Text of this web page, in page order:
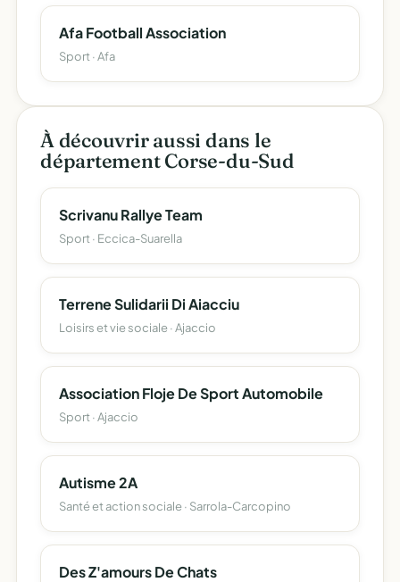
Afa Football Association
Sport · Afa
À découvrir aussi dans le
département Corse-du-Sud
Scrivanu Rallye Team
Sport · Eccica-Suarella
Terrene Sulidarii Di Aiacciu
Loisirs et vie sociale · Ajaccio
Association Floje De Sport Automobile
Sport · Ajaccio
Autisme 2A
Santé et action sociale · Sarrola-Carcopino
Des Z'amours De Chats